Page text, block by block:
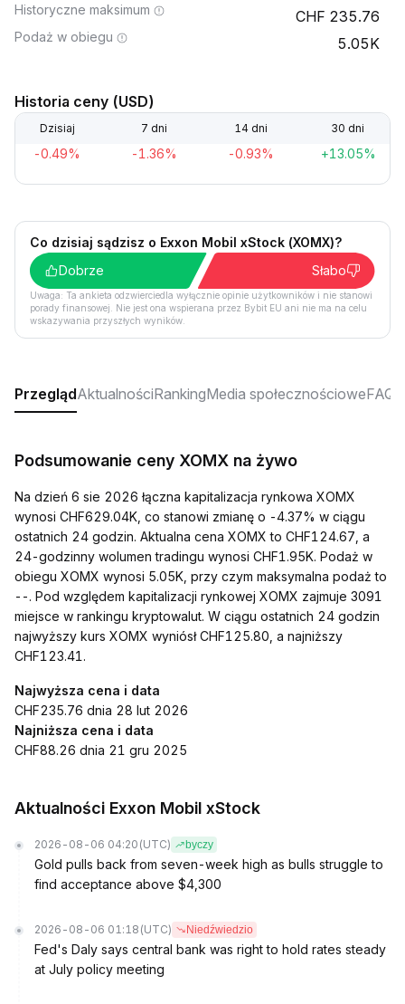
Historyczne maksimum 235.76
Podaż w obiegu 5.05K
Historia ceny (USD)
Dzisiaj 7 dni 14 dni 30 dni
-0.49% -1.36% -0.93% +13.05%
Co dzisiaj sądzisz o Exxon Mobil xStock (XOMX)?
Dobrze
Słabo
Uwaga: Ta ankieta odzwierciedla wyłącznie opinie użytkowników i nie stanowi
porady finansowej. Nie jest ona wspierana przez Bybit EU ani nie ma na celu
wskazywania przyszłych wyników.
PrzeglądAktualnościRankingMedia społecznościoweFAQ
Podsumowanie ceny XOMX na żywo
Na dzień 6 sie 2026 łączna kapitalizacja rynkowa XOMX
wynosi CHF629.04K, co stanowi zmianę o -4.37% w ciągu
ostatnich 24 godzin. Aktualna cena XOMX to CHF124.67, a
24-godzinny wolumen tradingu wynosi CHF1.95K. Podaż w
obiegu XOMX wynosi 5.05K, przy czym maksymalna podaż to
--. Pod względem kapitalizacji rynkowej XOMX zajmuje 3091
miejsce w rankingu kryptowalut. W ciągu ostatnich 24 godzin
najwyższy kurs XOMX wyniósł CHF125.80, a najniższy
CHF123.41.
Najwyższa cena i data
CHF235.76 dnia 28 lut 2026
Najniższa cena i data
CHF88.26 dnia 21 gru 2025
Aktualności Exxon Mobil xStock
2026-08-06 04:20 (UTC) byczy
Gold pulls back from seven-week high as bulls struggle to
find acceptance above $4,300
2026-08-06 01:18 (UTC) Niedźwiedzio
Fed's Daly says central bank was right to hold rates steady
at July policy meeting